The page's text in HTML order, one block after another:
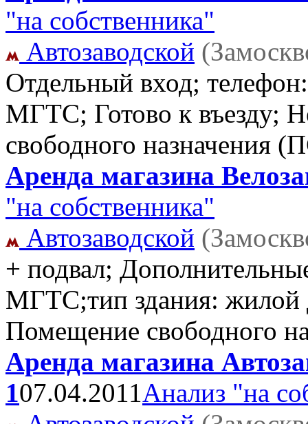
"на собственника"
Автозаводской
Отдельный вход;
МГТС; Готово к въезду;
свободного назначения
Аренда магазина
"на собственника"
Автозаводской
+ подвал;
МГТС;тип здания: жилой
Помещение свободного
Аренда магазина
107.04.2011Анализ "на